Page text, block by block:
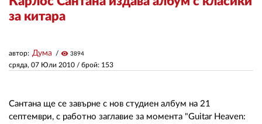
за китара
сряда, 07 Юли 2010 / брой: 153
автор: Дума visibility 3894
Сантана ще се завърне с нов студиен албум на 21
септември, с работно заглавие за момента "Guitar Heaven:
АВТОРИ
КОНТАКТИ